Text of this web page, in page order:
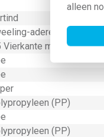
alleen
adereindhuls
Vierkante millimeter
(PP)
(PP)